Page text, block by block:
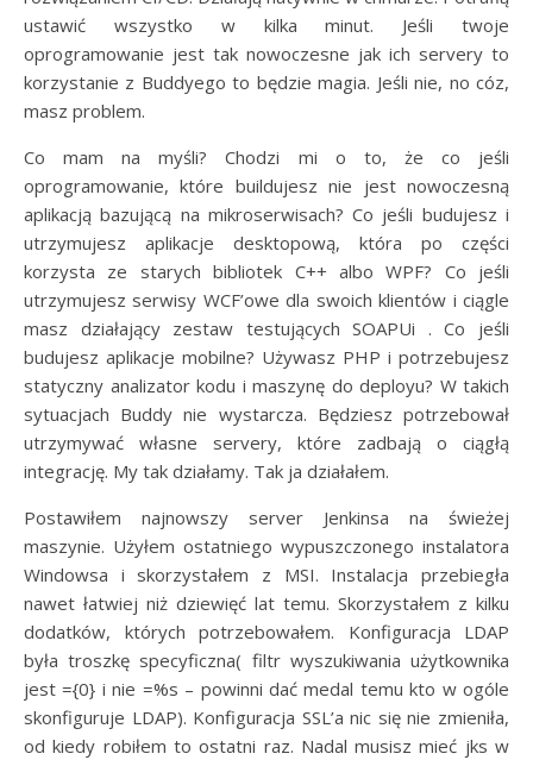
ustawić wszystko w kilka minut. Jeśli twoje
oprogramowanie jest tak nowoczesne jak ich servery to
korzystanie z Buddyego to będzie magia. Jeśli nie, no cóz,
masz problem.
Co mam na myśli? Chodzi mi o to, że co jeśli
oprogramowanie, które buildujesz nie jest nowoczesną
aplikacją bazującą na mikroserwisach? Co jeśli budujesz i
utrzymujesz aplikacje desktopową, która po części
korzysta ze starych bibliotek C++ albo WPF? Co jeśli
utrzymujesz serwisy WCF’owe dla swoich klientów i ciągle
masz działający zestaw testujących SOAPUi . Co jeśli
budujesz aplikacje mobilne? Używasz PHP i potrzebujesz
statyczny analizator kodu i maszynę do deployu? W takich
sytuacjach Buddy nie wystarcza. Będziesz potrzebował
utrzymywać własne servery, które zadbają o ciągłą
integrację. My tak działamy. Tak ja działałem.
Postawiłem najnowszy server Jenkinsa na świeżej
maszynie. Użyłem ostatniego wypuszczonego instalatora
Windowsa i skorzystałem z MSI. Instalacja przebiegła
nawet łatwiej niż dziewięć lat temu. Skorzystałem z kilku
dodatków, których potrzebowałem. Konfiguracja LDAP
była troszkę specyficzna( filtr wyszukiwania użytkownika
jest ={0} i nie =%s – powinni dać medal temu kto w ogóle
skonfiguruje LDAP). Konfiguracja SSL’a nic się nie zmieniła,
od kiedy robiłem to ostatni raz. Nadal musisz mieć jks w